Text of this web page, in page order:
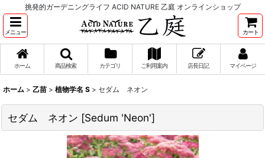
挑発的ガーデニングライフ ACID NATURE 乙庭 オンラインショップ
メニュー カート
ホーム 商品検索 カテゴリ ご利用案内 店長日記 マイページ
ホーム > 乙苗 > 植物学名 S > セダム ネオン
セダム ネオン [Sedum 'Neon']